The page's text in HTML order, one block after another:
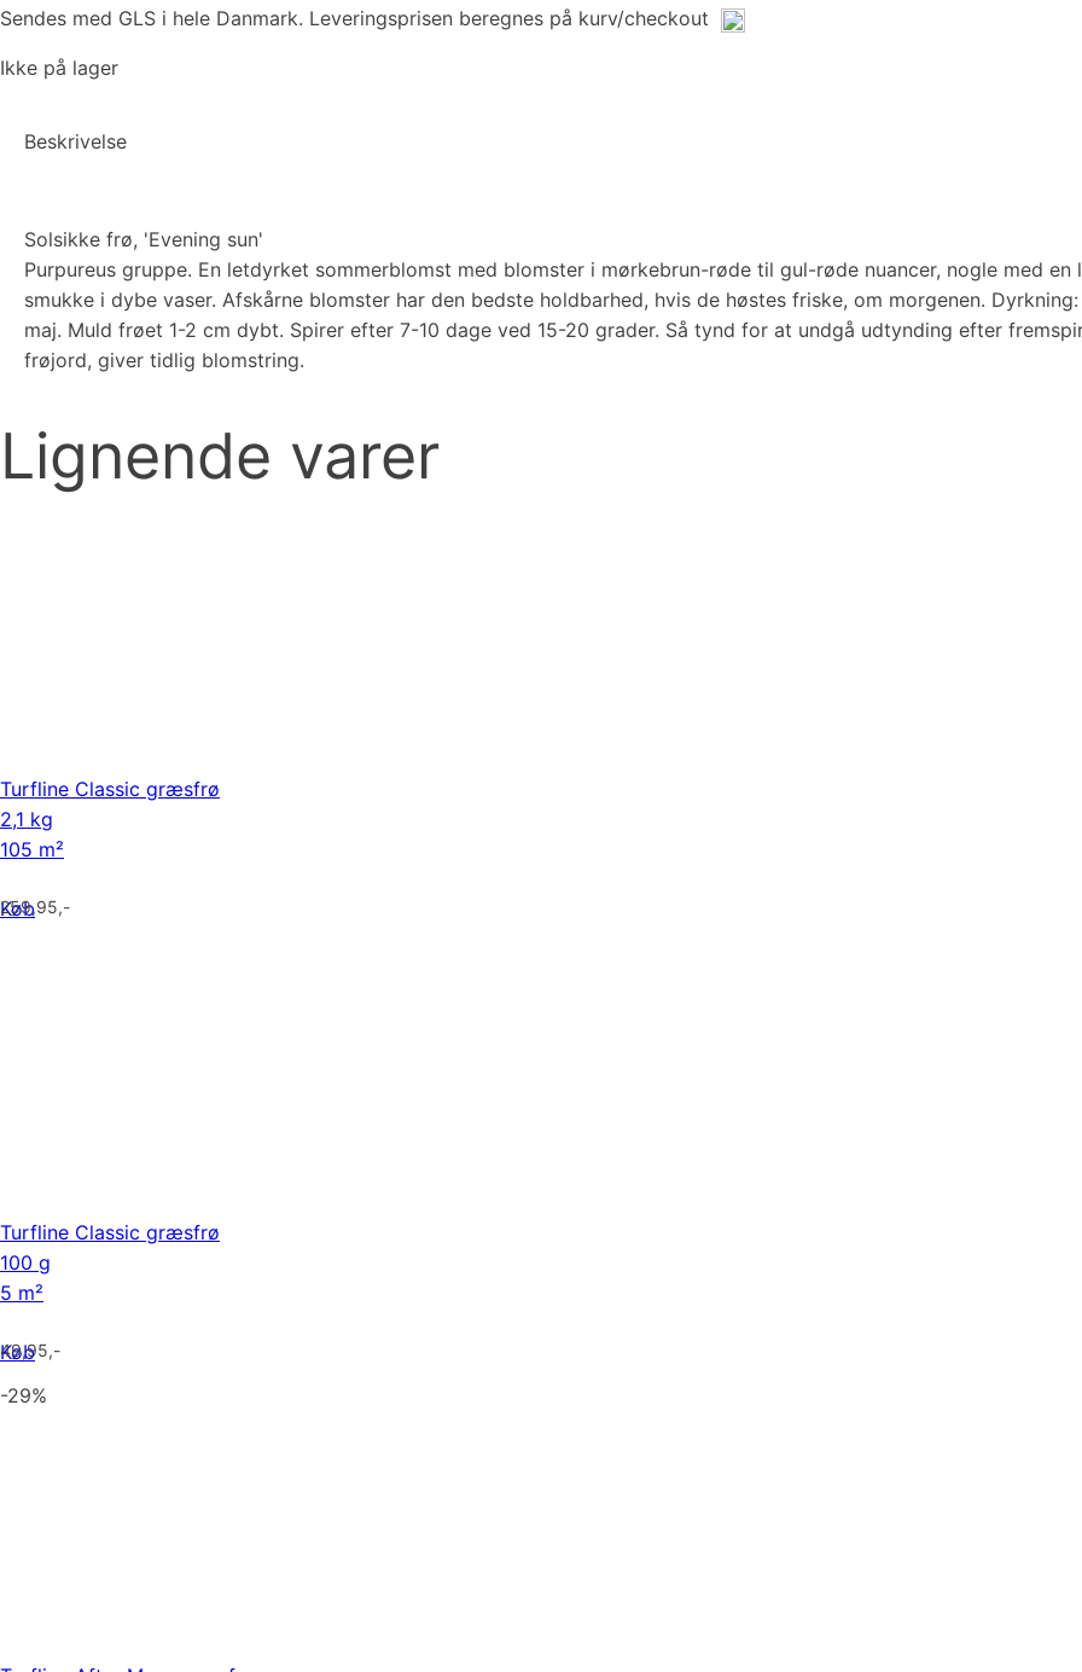
Sendes med GLS i hele Danmark. Leveringsprisen beregnes på kurv/checkout
Ikke på lager
Beskrivelse
Solsikke frø, 'Evening sun'
Purpureus gruppe. En letdyrket sommerblomst med blomster i mørkebrun-røde til gul-røde nuancer, nogle med
smukke i dybe vaser. Afskårne blomster har den bedste holdbarhed, hvis de høstes friske, om morgenen.
maj. Muld frøet 1-2 cm dybt. Spirer efter 7-10 dage ved 15-20 grader. Så tynd for at undgå udtynding efter
frøjord, giver tidlig blomstring.
Lignende varer
Køb
Turfline Classic græsfrø
2,1 kg
105 m²
259,95,-
Køb
Turfline Classic græsfrø
100 g
5 m²
49,95,-
-29%